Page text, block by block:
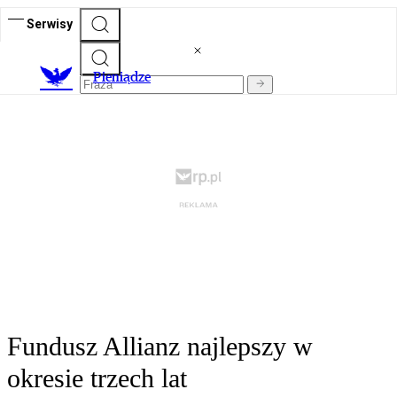
Serwisy
Pieniądze
Fundusz Allianz najlepszy w
okresie trzech lat